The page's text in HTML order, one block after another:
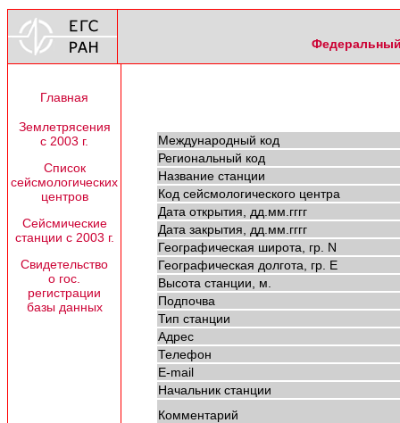
Федеральный
Главная
Землетрясения
с 2003 г.
Список
сейсмологических
центров
Сейсмические
станции с 2003 г.
Свидетельство
о гос.
регистрации
базы данных
Международный код
Региональный код
Название станции
Код сейсмологического центра
Дата открытия, дд.мм.гггг
Дата закрытия, дд.мм.гггг
Географическая широта, гр. N
Географическая долгота, гр. E
Высота станции, м.
Подпочва
Тип станции
Адрес
Телефон
E-mail
Начальник станции
Комментарий